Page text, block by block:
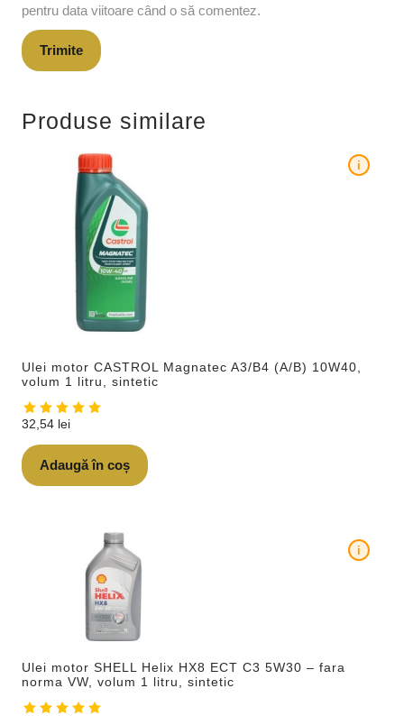
pentru data viitoare când o să comentez.
Produse similare
Ulei motor CASTROL Magnatec A3/B4 (A/B) 10W40,
volum 1 litru, sintetic
i
32,54 lei
Adaugă în coș
Ulei motor SHELL Helix HX8 ECT C3 5W30 – fara
norma VW, volum 1 litru, sintetic
i